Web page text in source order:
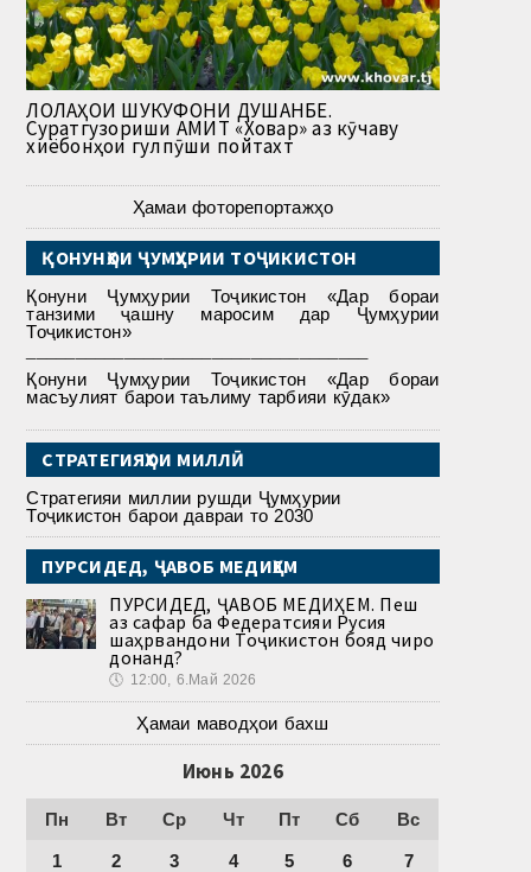
ЛОЛАҲОИ ШУКУФОНИ ДУШАНБЕ.
Суратгузориши АМИТ «Ховар» аз кӯчаву
хиёбонҳои гулпӯши пойтахт
Ҳамаи фоторепортажҳо
ҚОНУНҲОИ ҶУМҲУРИИ ТОҶИКИСТОН
Қонуни Ҷумҳурии Тоҷикистон «Дар бораи
танзими ҷашну маросим дар Ҷумҳурии
Тоҷикистон»
Қонуни Ҷумҳурии Тоҷикистон «Дар бораи
масъулият барои таълиму тарбияи кӯдак»
СТРАТЕГИЯҲОИ МИЛЛӢ
Стратегияи миллии рушди Ҷумҳурии
Тоҷикистон барои давраи то 2030
ПУРСИДЕД, ҶАВОБ МЕДИҲЕМ
ПУРСИДЕД, ҶАВОБ МЕДИҲЕМ. Пеш
аз сафар ба Федератсияи Русия
шаҳрвандони Тоҷикистон бояд чиро
донанд?
🕔 12:00, 6.Май 2026
Ҳамаи маводҳои бахш
Июнь 2026
Пн Вт Ср Чт Пт Сб Вс
1 2 3 4 5 6 7